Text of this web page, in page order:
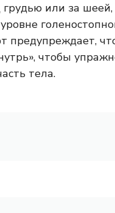
или за
предупреждает,
чтобы
тела.